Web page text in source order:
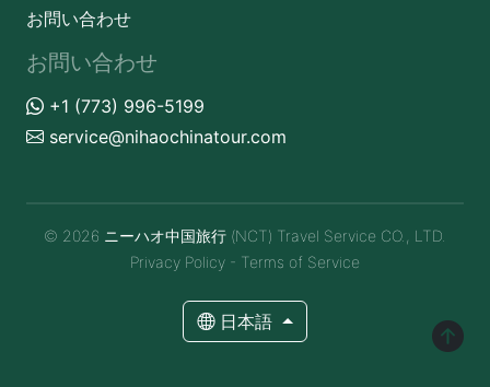
お問い合わせ
お問い合わせ
+1 (773) 996-5199
service@nihaochinatour.com
© 2026 ニーハオ中国旅行 (NCT) Travel Service CO., LTD.
Privacy Policy - Terms of Service
日本語